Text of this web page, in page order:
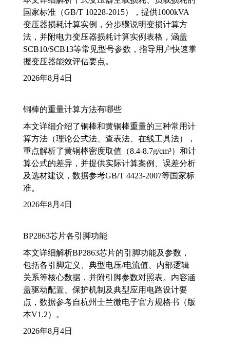
国家标准（GB/T 10228-2015），提供1000kVA
变压器损耗计算实例，分步骤说明变损计算方
法，并附电力变压器损耗计算实例表格，涵盖
SCB10/SCB13等常见型号参数，指导用户快速掌
握变压器能效评估要点。
2026年8月4日
铜棒的重量计算方法有哪些
本文详细介绍了铜棒和黄铜棒重量的三种常用计
算方法（理论公式法、查表法、在线工具法），
重点解析了黄铜棒密度取值（8.4-8.7g/cm³）和计
算公式的差异，并提供实际计算案例、误差分析
及选材建议，数据参考GB/T 4423-2007等国家标
准。
2026年8月4日
BP2863芯片各引脚功能
本文详细解析BP2863芯片的引脚功能及参数，
包括各引脚定义、典型电压/电流值、内部逻辑
关系等核心数据，并附引脚参数对照表。内容涵
盖驱动配置、保护机制及典型应用电路设计要
点，数据参考自杭州士兰微电子官方规格书（版
本V1.2）。
2026年8月4日